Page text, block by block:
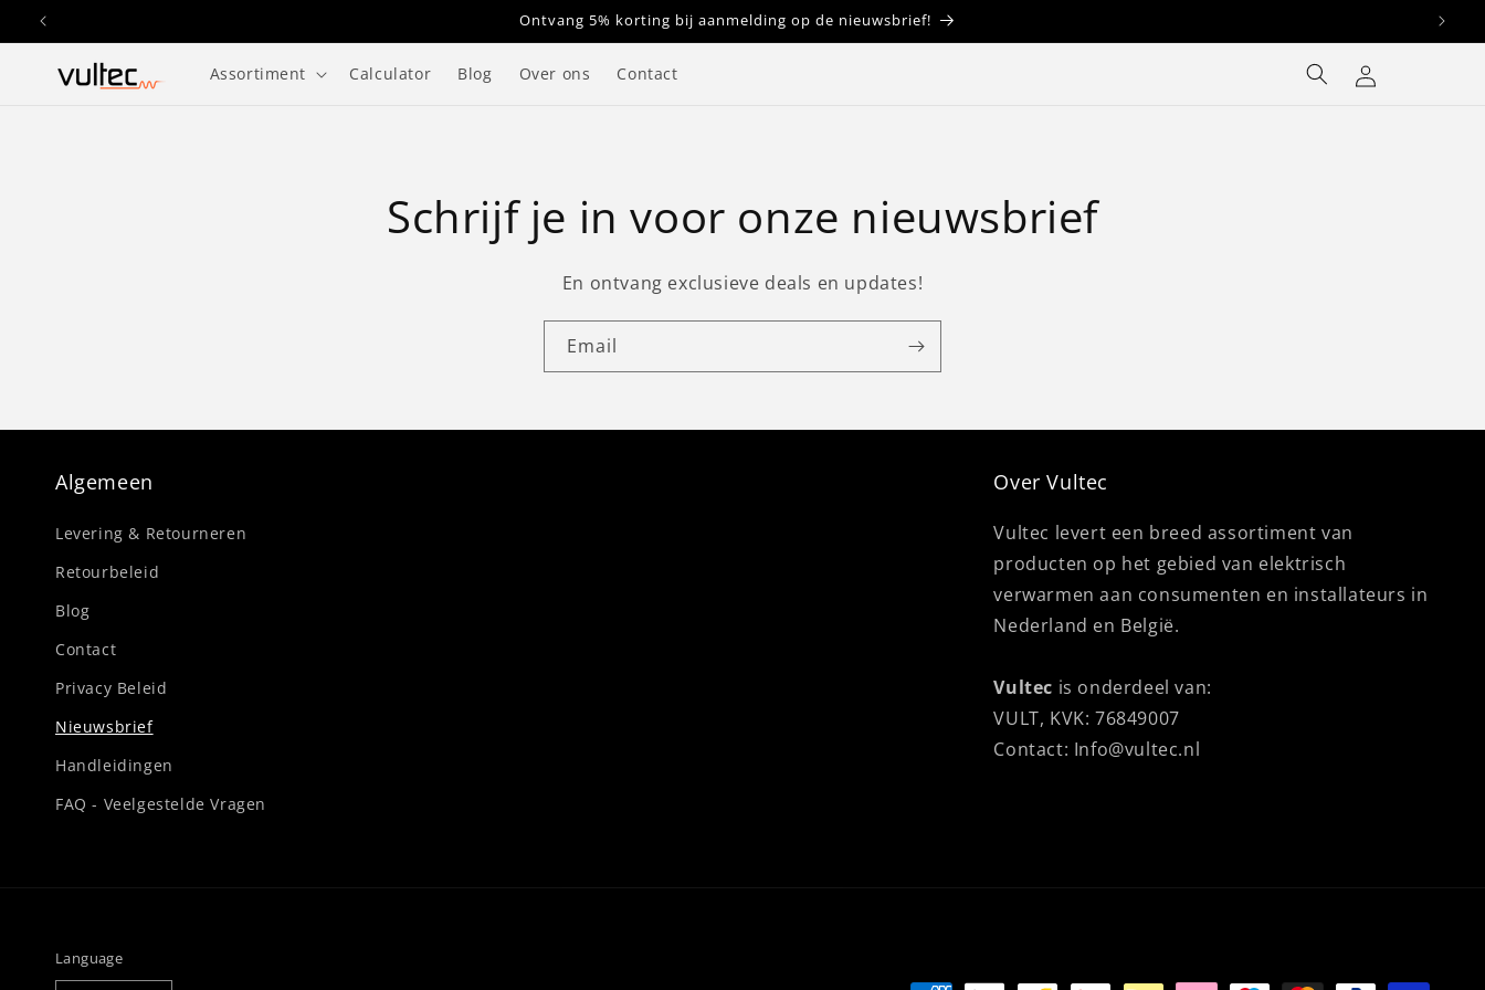
Skip to
Ontvang 5% korting bij aanmelding op de nieuwsbrief!
Assortiment Calculator Blog Over ons Contact
in
Schrijf je in voor onze nieuwsbrief
En ontvang exclusieve deals en updates!
Email
Algemeen
Levering & Retourneren
Retourbeleid
Blog
Contact
Privacy Beleid
Nieuwsbrief
Handleidingen
FAQ - Veelgestelde Vragen
Over Vultec
Vultec levert een breed assortiment van
producten op het gebied van elektrisch
verwarmen aan consumenten en installateurs in
Nederland en België.
Vultec is onderdeel van:
VULT, KVK: 76849007
Contact: Info@vultec.nl
Language